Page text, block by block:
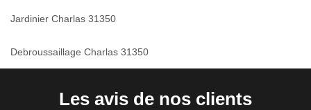
Jardinier Charlas 31350
Debroussaillage Charlas 31350
Les avis de nos clients